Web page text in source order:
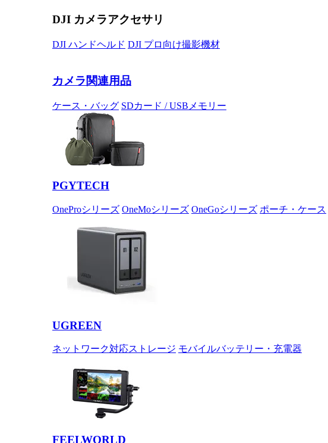
DJI カメラアクセサリ
DJI ハンドヘルド DJI プロ向け撮影機材
カメラ関連用品
ケース・バッグ SDカード / USBメモリー
PGYTECH
OneProシリーズ OneMoシリーズ OneGoシリーズ ポーチ・ケース
UGREEN
ネットワーク対応ストレージ モバイルバッテリー・充電器
FEELWORLD